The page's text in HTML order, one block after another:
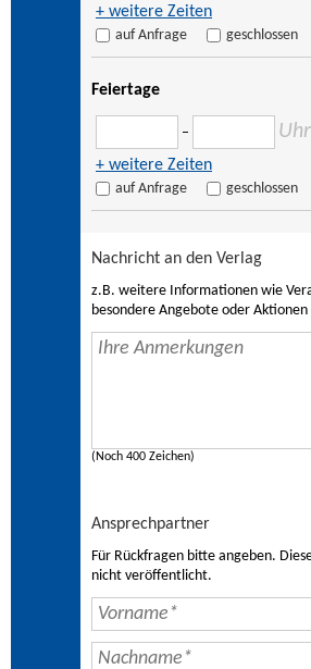
+ weitere Zeiten
auf Anfrage geschlossen
Feiertage
– Uhr
+ weitere Zeiten
auf Anfrage geschlossen
Nachricht an den Verlag
z.B. weitere Informationen wie
besondere Angebote oder Aktionen
(Noch 400 Zeichen)
Ansprechpartner
Für Rückfragen bitte angeben.
nicht veröffentlicht.